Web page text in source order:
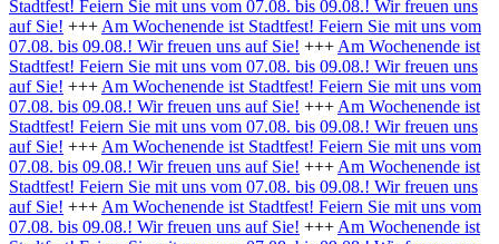
Stadtfest! Feiern Sie mit uns vom 07.08. bis 09.08.! Wir freuen uns
auf Sie! +++ Am Wochenende ist Stadtfest! Feiern Sie mit uns vom
07.08. bis 09.08.! Wir freuen uns auf Sie! +++ Am Wochenende ist
Stadtfest! Feiern Sie mit uns vom 07.08. bis 09.08.! Wir freuen uns
auf Sie! +++ Am Wochenende ist Stadtfest! Feiern Sie mit uns vom
07.08. bis 09.08.! Wir freuen uns auf Sie! +++ Am Wochenende ist
Stadtfest! Feiern Sie mit uns vom 07.08. bis 09.08.! Wir freuen uns
auf Sie! +++ Am Wochenende ist Stadtfest! Feiern Sie mit uns vom
07.08. bis 09.08.! Wir freuen uns auf Sie! +++ Am Wochenende ist
Stadtfest! Feiern Sie mit uns vom 07.08. bis 09.08.! Wir freuen uns
auf Sie! +++ Am Wochenende ist Stadtfest! Feiern Sie mit uns vom
07.08. bis 09.08.! Wir freuen uns auf Sie! +++ Am Wochenende ist